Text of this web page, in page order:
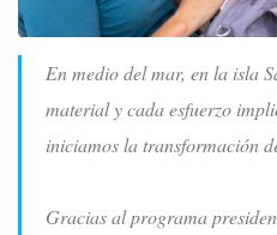
En medio del mar, en la isla
material y cada esfuerzo
iniciamos la transformación
Gracias al programa